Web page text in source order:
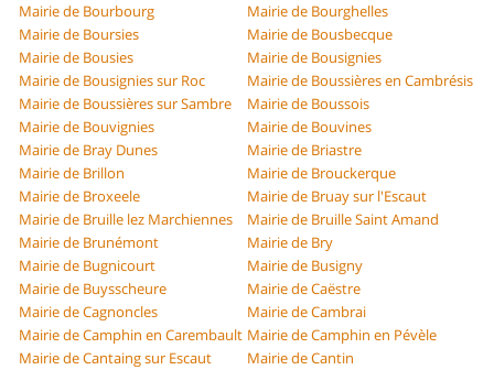
Mairie de Bourbourg
Mairie de Bourghelles
Mairie de Boursies
Mairie de Bousbecque
Mairie de Bousies
Mairie de Bousignies
Mairie de Bousignies sur Roc
Mairie de Boussières en Cambrésis
Mairie de Boussières sur Sambre
Mairie de Boussois
Mairie de Bouvignies
Mairie de Bouvines
Mairie de Bray Dunes
Mairie de Briastre
Mairie de Brillon
Mairie de Brouckerque
Mairie de Broxeele
Mairie de Bruay sur l'Escaut
Mairie de Bruille lez Marchiennes
Mairie de Bruille Saint Amand
Mairie de Brunémont
Mairie de Bry
Mairie de Bugnicourt
Mairie de Busigny
Mairie de Buysscheure
Mairie de Caëstre
Mairie de Cagnoncles
Mairie de Cambrai
Mairie de Camphin en Carembault Mairie de Camphin en Pévèle
Mairie de Cantaing sur Escaut
Mairie de Cantin